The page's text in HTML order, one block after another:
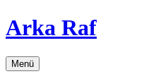
Arka Raf
Menü